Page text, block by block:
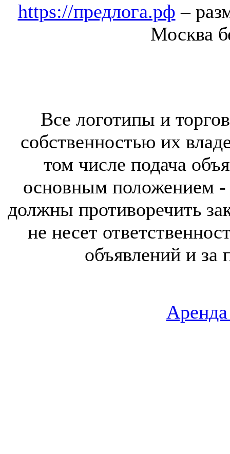
https://предлога.рф –
Москва
Все логотипы и
собственностью их
том числе подача
основным положением -
должны противоречить
не несет
объявлений и за